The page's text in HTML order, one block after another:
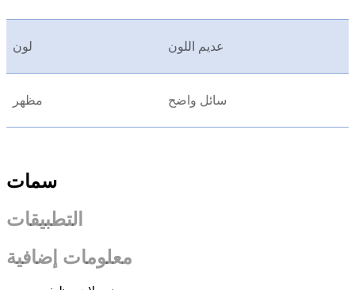
لون عديم اللون
مظهر سائل واضح
سمات
التطبيقات
معلومات إضافية